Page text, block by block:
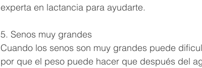
experta en lactancia para ayudarte.
5. Senos muy grandes
Cuando los senos son muy grandes puede
por que el peso puede hacer que después del